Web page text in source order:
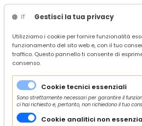
/ Confindustria Ascoli
/ #intesa
#INTESA
1 ARTICOLO
IT Gestisci la tua privacy
Utilizziamo i cookie per fornire funzionalità
funzionamento del sito web e, con il tuo
traffico. Questo pannello ti consente di
consenso.
Cookie tecnici essenziali
Sono strettamente necessari per garantire il
ci hai richiesto e, pertanto, non richiedono il tuo
Cookie analitici non